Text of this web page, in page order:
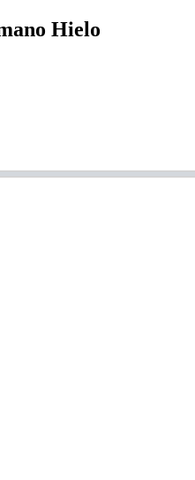
Hielo